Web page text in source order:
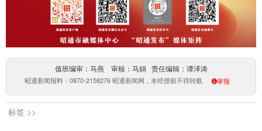
值班编审：马燕 审核：马娟 责任编辑：谭泽涛
昭通新闻报料：0870-2158276 昭通新闻网，未经授权不得转载 举报
标签 >>